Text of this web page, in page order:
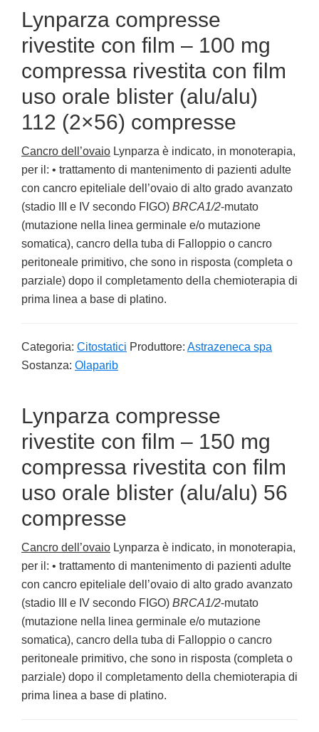
Lynparza compresse
rivestite con film – 100 mg
compressa rivestita con film
uso orale blister (alu/alu)
112 (2×56) compresse
Cancro dell’ovaio Lynparza è indicato, in monoterapia,
per il: • trattamento di mantenimento di pazienti adulte
con cancro epiteliale dell’ovaio di alto grado avanzato
(stadio III e IV secondo FIGO) BRCA1/2-mutato
(mutazione nella linea germinale e/o mutazione
somatica), cancro della tuba di Falloppio o cancro
peritoneale primitivo, che sono in risposta (completa o
parziale) dopo il completamento della chemioterapia di
prima linea a base di platino.
Categoria: Citostatici Produttore: Astrazeneca spa
Sostanza: Olaparib
Lynparza compresse
rivestite con film – 150 mg
compressa rivestita con film
uso orale blister (alu/alu) 56
compresse
Cancro dell’ovaio Lynparza è indicato, in monoterapia,
per il: • trattamento di mantenimento di pazienti adulte
con cancro epiteliale dell’ovaio di alto grado avanzato
(stadio III e IV secondo FIGO) BRCA1/2-mutato
(mutazione nella linea germinale e/o mutazione
somatica), cancro della tuba di Falloppio o cancro
peritoneale primitivo, che sono in risposta (completa o
parziale) dopo il completamento della chemioterapia di
prima linea a base di platino.